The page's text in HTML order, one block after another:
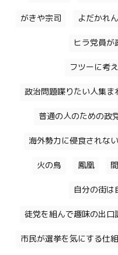
がきや宗司 よだかれん
ヒラ党員が
フツーに考
政治問題喋りたい人集ま
普通の人のための政
海外勢力に侵食されな
火の鳥 鳳凰
自分の街は
徒党を組んで趣味の出口
市民が選挙を気にする仕